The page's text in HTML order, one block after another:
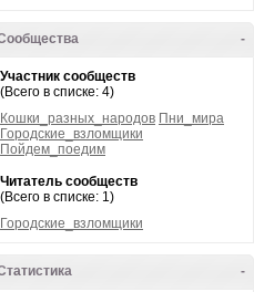
-
Участник сообществ
(Всего в списке: 4)
Кошки_разных_народов Пни_мира
Городские_взломщики
Пойдем_поедим
Читатель сообществ
(Всего в списке: 1)
Городские_взломщики
-